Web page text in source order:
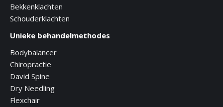
Bekkenklachten
Schouderklachten
Unieke behandelmethodes
Bodybalancer
Chiropractie
David Spine
Dry Needling
Flexchair